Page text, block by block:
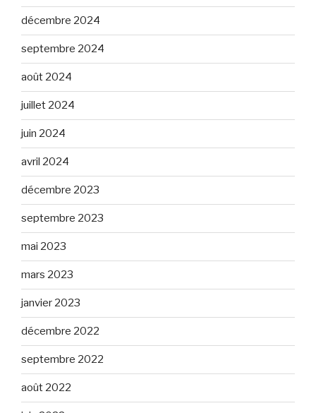
décembre 2024
septembre 2024
août 2024
juillet 2024
juin 2024
avril 2024
décembre 2023
septembre 2023
mai 2023
mars 2023
janvier 2023
décembre 2022
septembre 2022
août 2022